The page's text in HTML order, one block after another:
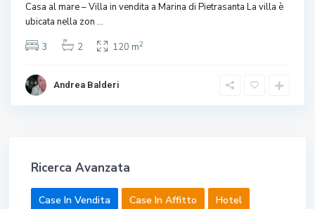
Casa al mare – Villa in vendita a Marina di Pietrasanta La villa è
ubicata nella zon...
3
2 120 m2
Andrea Balderi
Ricerca Avanzata
Case In Vendita Case In Affitto Hotel